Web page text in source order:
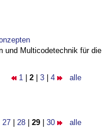
und Multicodetechnik für die
1 2 3 4 alle
27 28 29 30 alle